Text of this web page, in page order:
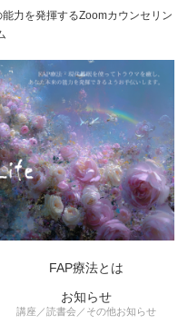
力を発揮するZoomカウンセリン
FAP療法とは
お知らせ
講座／読書会／その他お知らせ